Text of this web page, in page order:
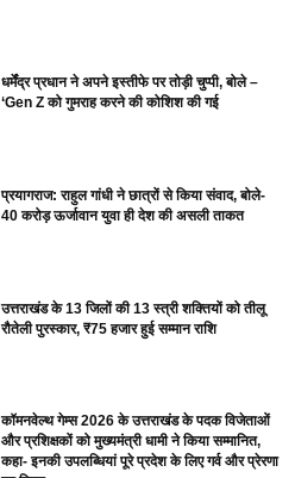
धर्मेंद्र प्रधान ने अपने इस्तीफे पर तोड़ी चुप्पी, बोले –
‘Gen Z को गुमराह करने की कोशिश की गई
प्रयागराज: राहुल गांधी ने छात्रों से किया संवाद, बोले-
40 करोड़ ऊर्जावान युवा ही देश की असली ताकत
उत्तराखंड के 13 जिलों की 13 स्त्री शक्तियों को तीलू
रौतेली पुरस्कार, ₹75 हजार हुई सम्मान राशि
कॉमनवेल्थ गेम्स 2026 के उत्तराखंड के पदक विजेताओं
और प्रशिक्षकों को मुख्यमंत्री धामी ने किया सम्मानित,
कहा- इनकी उपलब्धियां पूरे प्रदेश के लिए गर्व और प्रेरणा